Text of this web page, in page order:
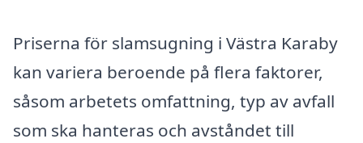
Priserna för slamsugning i Västra Karaby
kan variera beroende på flera faktorer,
såsom arbetets omfattning, typ av avfall
som ska hanteras och avståndet till